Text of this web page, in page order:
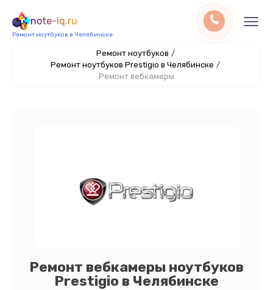
note-iq.ru
Ремонт ноутбуков в Челябинске
Ремонт ноутбуков /
Ремонт ноутбуков Prestigio в Челябинске /
Ремонт вебкамеры
Ремонт вебкамеры ноутбуков
Prestigio в Челябинске